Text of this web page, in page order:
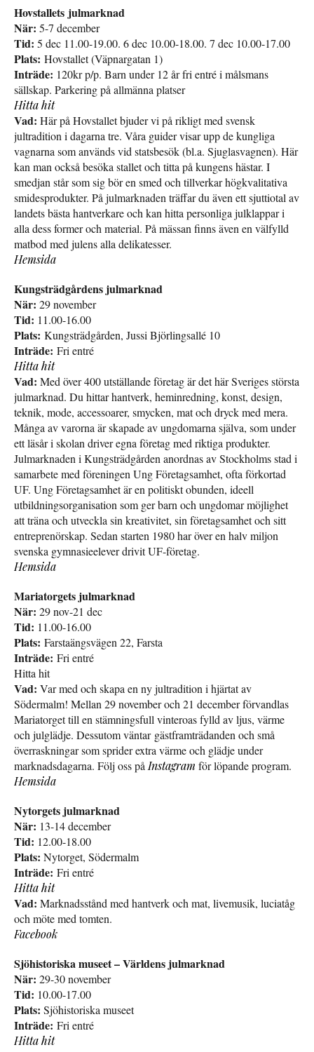
Hovstallets julmarknad
När: 5-7 december
Tid: 5 dec 11.00-19.00. 6 dec 10.00-18.00. 7 dec 10.00-17.00
Plats: Hovstallet (Väpnargatan 1)
Inträde: 120kr p/p. Barn under 12 år fri entré i målsmans
sällskap. Parkering på allmänna platser
Hitta hit
Vad: Här på Hovstallet bjuder vi på rikligt med svensk
jultradition i dagarna tre. Våra guider visar upp de kungliga
vagnarna som används vid statsbesök (bl.a. Sjuglasvagnen). Här
kan man också besöka stallet och titta på kungens hästar. I
smedjan står som sig bör en smed och tillverkar högkvalitativa
smidesprodukter. På julmarknaden träffar du även ett sjuttiotal av
landets bästa hantverkare och kan hitta personliga julklappar i
alla dess former och material. På mässan finns även en välfylld
matbod med julens alla delikatesser.
Hemsida
Kungsträdgårdens julmarknad
När: 29 november
Tid: 11.00-16.00
Plats: Kungsträdgården, Jussi Björlingsallé 10
Inträde: Fri entré
Hitta hit
Vad: Med över 400 utställande företag är det här Sveriges största
julmarknad. Du hittar hantverk, heminredning, konst, design,
teknik, mode, accessoarer, smycken, mat och dryck med mera.
Många av varorna är skapade av ungdomarna själva, som under
ett läsår i skolan driver egna företag med riktiga produkter.
Julmarknaden i Kungsträdgården anordnas av Stockholms stad i
samarbete med föreningen Ung Företagsamhet, ofta förkortad
UF. Ung Företagsamhet är en politiskt obunden, ideell
utbildningsorganisation som ger barn och ungdomar möjlighet
att träna och utveckla sin kreativitet, sin företagsamhet och sitt
entreprenörskap. Sedan starten 1980 har över en halv miljon
svenska gymnasieelever drivit UF-företag.
Hemsida
Mariatorgets julmarknad
När: 29 nov-21 dec
Tid: 11.00-16.00
Plats: Farstaängsvägen 22, Farsta
Inträde: Fri entré
Hitta hit
Vad: Var med och skapa en ny jultradition i hjärtat av
Södermalm! Mellan 29 november och 21 december förvandlas
Mariatorget till en stämningsfull vinteroas fylld av ljus, värme
och julglädje. Dessutom väntar gästframträdanden och små
överraskningar som sprider extra värme och glädje under
marknadsdagarna. Följ oss på Instagram för löpande program.
Hemsida
Nytorgets julmarknad
När: 13-14 december
Tid: 12.00-18.00
Plats: Nytorget, Södermalm
Inträde: Fri entré
Hitta hit
Vad: Marknadsstånd med hantverk och mat, livemusik, luciatåg
och möte med tomten.
Facebook
Sjöhistoriska museet – Världens julmarknad
När: 29-30 november
Tid: 10.00-17.00
Plats: Sjöhistoriska museet
Inträde: Fri entré
Hitta hit